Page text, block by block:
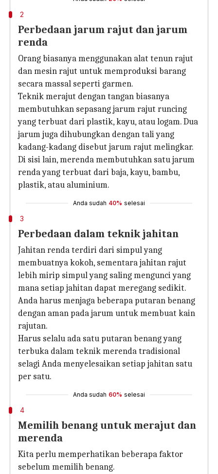
2
Perbedaan jarum rajut dan jarum
renda
Orang biasanya menggunakan alat tenun rajut
dan mesin rajut untuk memproduksi barang
secara massal seperti garmen.
Teknik merajut dengan tangan biasanya
membutuhkan sepasang jarum rajut runcing
yang terbuat dari plastik, kayu, atau logam. Dua
jarum juga dihubungkan dengan tali yang
kadang-kadang disebut jarum rajut melingkar.
Di sisi lain, merenda membutuhkan satu jarum
renda yang terbuat dari baja, kayu, bambu,
plastik, atau aluminium.
Anda sudah 40% selesai
3
Perbedaan dalam teknik jahitan
Jahitan renda terdiri dari simpul yang
membuatnya kokoh, sementara jahitan rajut
lebih mirip simpul yang saling mengunci yang
mana setiap jahitan dapat meregang sedikit.
Anda harus menjaga beberapa putaran benang
dengan aman pada jarum untuk membuat kain
rajutan.
Harus selalu ada satu putaran benang yang
terbuka dalam teknik merenda tradisional
selagi Anda menyelesaikan setiap jahitan satu
per satu.
Anda sudah 60% selesai
4
Memilih benang untuk merajut dan
merenda
Kita perlu memperhatikan beberapa faktor
sebelum memilih benang.